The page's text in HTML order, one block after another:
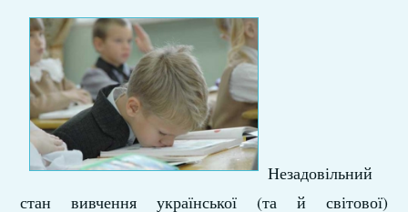
Незадовільний
стан вивчення української (та й світової)